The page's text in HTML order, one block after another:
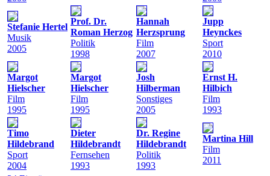
Stefanie Hertel
Musik
2005
Prof. Dr.
Roman Herzog
Politik
1998
Hannah
Herzsprung
Film
2007
Jupp
Heynckes
Sport
2010
Margot
Hielscher
Film
1995
Margot
Hielscher
Film
1995
Josh
Hilberman
Sonstiges
2005
Ernst H.
Hilbich
Film
1993
Timo
Hildebrand
Sport
2004
Dieter
Hildebrandt
Fernsehen
1993
Dr. Regine
Hildebrandt
Politik
1993
Martina Hill
Film
2011